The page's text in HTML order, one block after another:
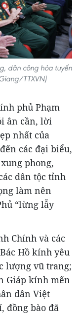
dân công hỏa tuyến
TTXVN)
phủ Phạm
ân cần, lời
nhất của
các đại biểu,
phong,
dân tộc tỉnh
làm nên
“lừng lẫy
Chính và các
Hồ kính yêu
lượng vũ trang;
Giáp kính mến
dân Việt
đồng bào đã